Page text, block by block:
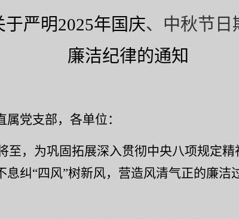
于严明2025年 国庆、中秋节日
廉洁纪律的通知
党支部，各单位：
至，为巩固拓展深入贯彻中央八项规定
纠“四风”树新风， 营造风清气正的廉洁